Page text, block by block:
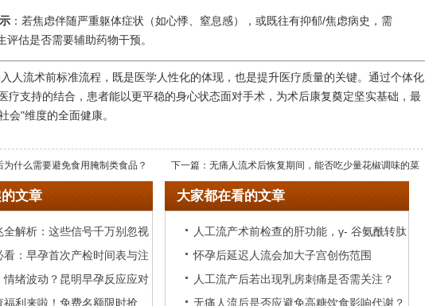
：若焦虑伴随严重躯体症状（如心悸、窒息感），或既往有抑郁/焦虑病史，需
评估是否需要辅助药物干预。
人流术前标准流程，既是医学人性化的体现，也是提升医疗质量的关键。通过个体化
疗支持的结合，患者能以更平稳的身心状态面对手术，为术后康复奠定坚实基础，最
会"维度的全面健康。
为什么需要避免食用腌制类食品？ 下一篇： 无痛人流术后恢复期间，能否吃少量花椒调味的菜
肴？
文章 大家都在看的文章
全解析：这些信号千万别忽视
看：早孕首次产检时间表与注
情绪波动？昆明早孕反应应对
福利来啦！免费名额限时抢
人工流产术前检查的肝功能，γ- 谷氨酰转肽
酶中度升高要紧吗？
怀孕后延迟人流会加大子宫创伤范围
人工流产后若出现乳房刺痛是否需关注？
无痛人流后是否应避免高糖饮食影响代谢？